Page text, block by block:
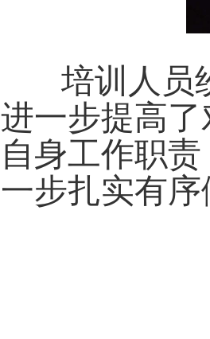
培训人员
进一步提高
自身工作职
一步扎实有